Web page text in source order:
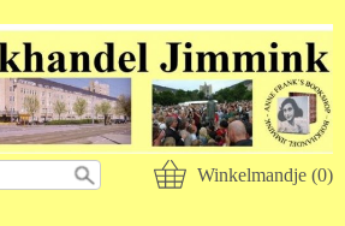
Winkelmandje (0)